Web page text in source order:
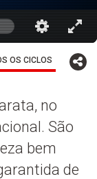
OS CICLOS
no
São
bem
de